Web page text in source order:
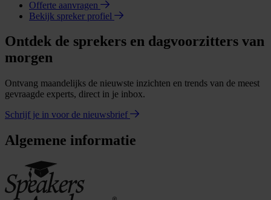
Offerte aanvragen
Bekijk spreker profiel
Ontdek de sprekers en dagvoorzitters van
morgen
Ontvang maandelijks de nieuwste inzichten en trends van de meest
gevraagde experts, direct in je inbox.
Schrijf je in voor de nieuwsbrief
Algemene informatie